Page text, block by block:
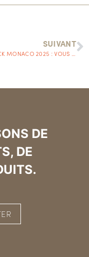
SUIVANT
LUXE PACK MONACO 2025 : VOUS MONTRER CE QU’ON NE VOIT PAS TOUJOURS
DE
DE